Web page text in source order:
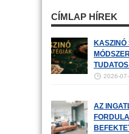
CÍMLAP HÍREK
KASZINÓ
2026-
AZ